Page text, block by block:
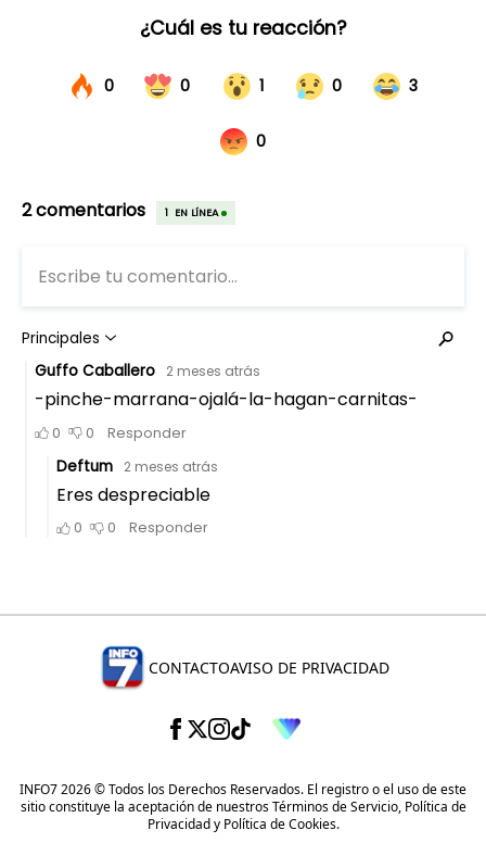
CONTACTOAVISO DE PRIVACIDAD
INFO7 2026 © Todos los Derechos Reservados. El registro o el uso de este
sitio constituye la aceptación de nuestrosTérminos de Servicio, Política de
Privacidady Política de Cookies.